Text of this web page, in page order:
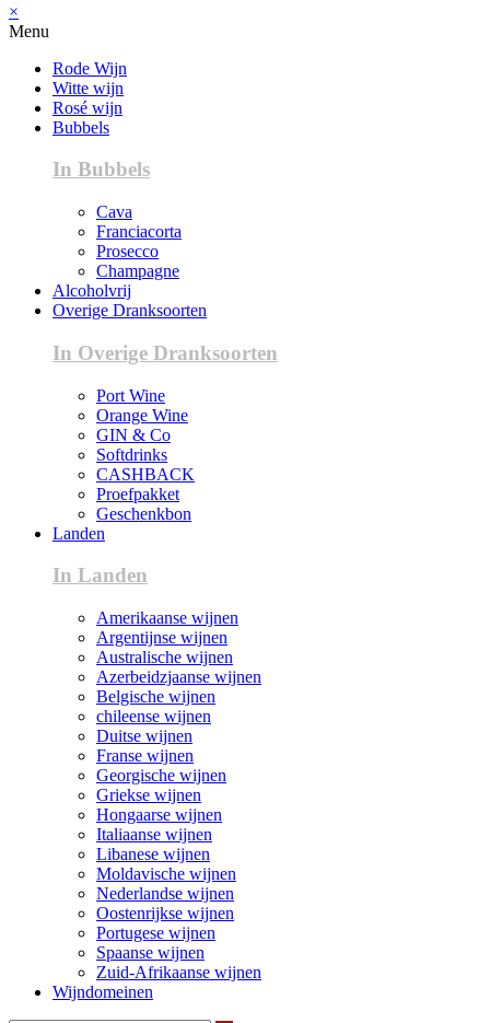
×
Menu
Rode Wijn
Witte wijn
Rosé wijn
Bubbels
In Bubbels
Cava
Franciacorta
Prosecco
Champagne
Alcoholvrij
Overige Dranksoorten
In Overige Dranksoorten
Port Wine
Orange Wine
GIN & Co
Softdrinks
CASHBACK
Proefpakket
Geschenkbon
Landen
In Landen
Amerikaanse wijnen
Argentijnse wijnen
Australische wijnen
Azerbeidzjaanse wijnen
Belgische wijnen
chileense wijnen
Duitse wijnen
Franse wijnen
Georgische wijnen
Griekse wijnen
Hongaarse wijnen
Italiaanse wijnen
Libanese wijnen
Moldavische wijnen
Nederlandse wijnen
Oostenrijkse wijnen
Portugese wijnen
Spaanse wijnen
Zuid-Afrikaanse wijnen
Wijndomeinen